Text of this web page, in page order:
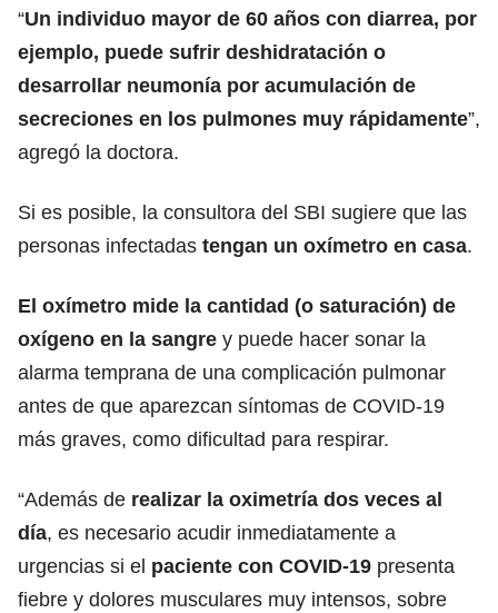
“Un individuo mayor de 60 años con diarrea, por
ejemplo, puede sufrir deshidratación o
desarrollar neumonía por acumulación de
secreciones en los pulmones muy rápidamente”,
agregó la doctora.
Si es posible, la consultora del SBI sugiere que las
personas infectadas tengan un oxímetro en casa.
El oxímetro mide la cantidad (o saturación) de
oxígeno en la sangre y puede hacer sonar la
alarma temprana de una complicación pulmonar
antes de que aparezcan síntomas de COVID-19
más graves, como dificultad para respirar.
“Además de realizar la oximetría dos veces al
día, es necesario acudir inmediatamente a
urgencias si el paciente con COVID-19 presenta
fiebre y dolores musculares muy intensos, sobre